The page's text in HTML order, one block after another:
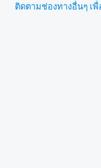
ติดตามช่องทางอื่นๆ เ